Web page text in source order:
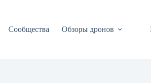
Сообщества Обзоры дронов